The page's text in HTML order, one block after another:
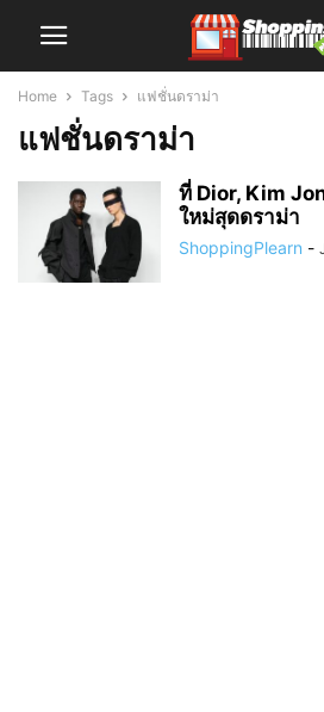
Home Tags แฟชั่นดราม่า
แฟชั่นดราม่า
ที่ Dior, Kim
ใหม่สุดดราม่า
ShoppingPlearn -